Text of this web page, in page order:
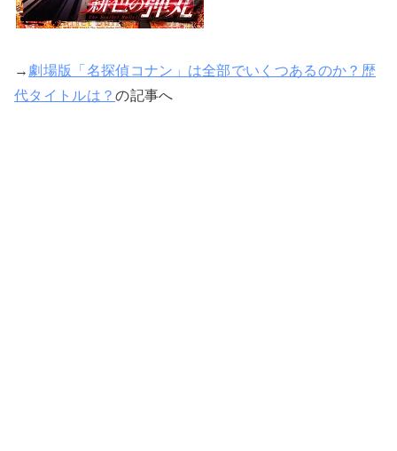
→ 劇場版「名探偵コナン」は全部でいくつあるのか？歴
代タイトルは？の記事へ